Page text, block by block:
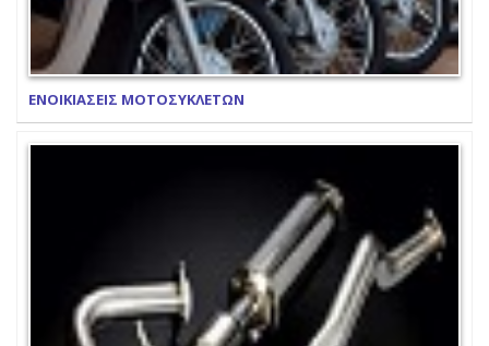
ΕΝΟΙΚΙΑΣΕΙΣ ΜΟΤΟΣΥΚΛΕΤΩΝ